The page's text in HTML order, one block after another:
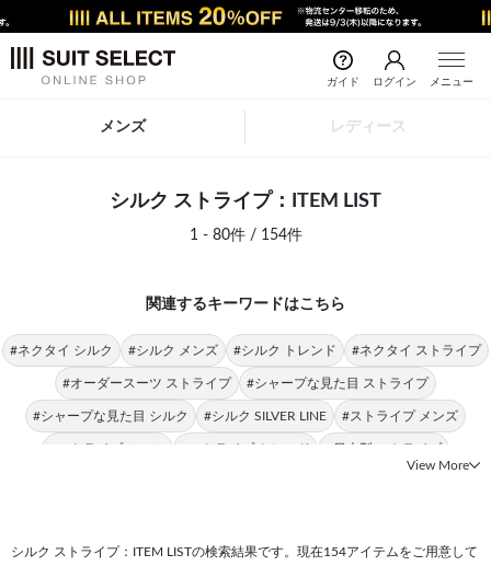
ガイド ログイン メニュー
メンズ レディース
シルク ストライプ：ITEM LIST
1 - 80件 / 154件
関連するキーワードはこちら
#ネクタイ シルク #シルク メンズ #シルク トレンド #ネクタイ ストライプ
#オーダースーツ ストライプ #シャープな見た目 ストライプ
#シャープな見た目 シルク #シルク SILVER LINE #ストライプ メンズ
#ストライプ シャツ #ストライプ トレンド #日本製 ストライプ
#スーツ ストライプ #シルク 個性
View More
シルク ストライプ：ITEM LISTの検索結果です。現在154アイテムをご用意して